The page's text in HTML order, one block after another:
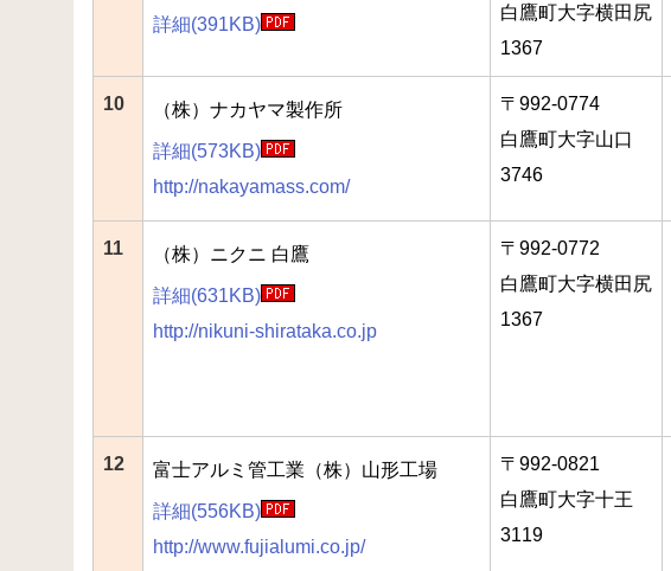
詳細(391KB)
白鷹町大字横田尻
1367
10 （株）ナカヤマ製作所
詳細(573KB)
http://nakayamass.com/
〒992-0774
白鷹町大字山口
3746
11 （株）ニクニ 白鷹
詳細(631KB)
http://nikuni-shirataka.co.jp
〒992-0772
白鷹町大字横田尻
1367
12 富士アルミ管工業（株）山形工場
詳細(556KB)
http://www.fujialumi.co.jp/
〒992-0821
白鷹町大字十王
3119